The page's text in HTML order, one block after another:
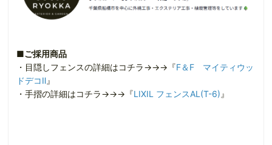
■ご採用商品
・目隠しフェンスの詳細はコチラ→→→『F＆F マイティウッ
ドデコⅡ』
・手摺の詳細はコチラ→→→『LIXIL フェンスAL(T-6) 』